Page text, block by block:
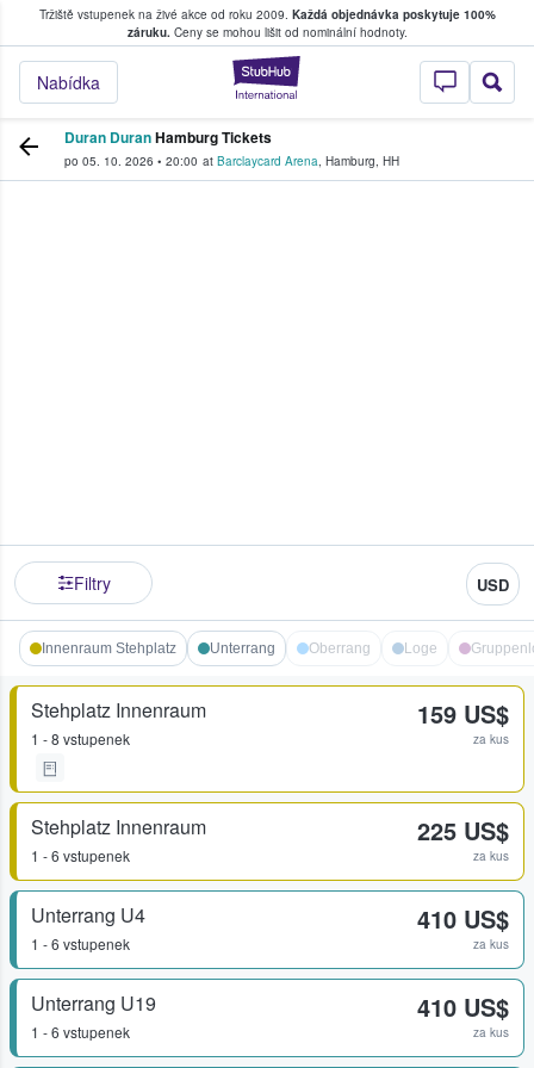
Tržiště vstupenek na živé akce od roku 2009. Každá objednávka poskytuje 100%
záruku.Ceny se mohou lišit od nominální hodnoty.
StubHub –
Nabídka
kde fanoušci kupují a prodávají vstupenky
Duran DuranHamburg Tickets
po 05. 10. 2026 • 20:00 at Barclaycard Arena, Hamburg, HH
Filtry USD
Innenraum Stehplatz Unterrang Oberrang Loge
Stehplatz Innenraum
1 - 8 vstupenek
159 US$
za kus
Stehplatz Innenraum
1 - 6 vstupenek
225 US$
za kus
Unterrang U4
1 - 6 vstupenek
410 US$
za kus
Unterrang U19
1 - 6 vstupenek
410 US$
za kus